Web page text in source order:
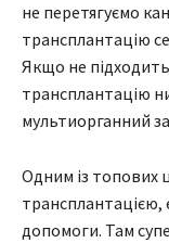
не перетягуємо
трансплантацію
Якщо не
трансплантацію
мультиорганний
Одним із топових
трансплантацією,
допомоги. Там